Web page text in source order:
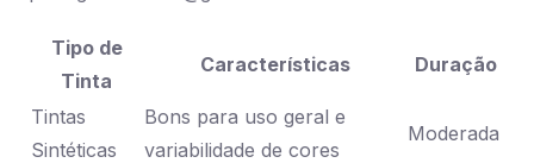
Tipo de
Tinta
Características Duração
Tintas
Sintéticas
Bons para uso geral e
variabilidade de cores
Moderada